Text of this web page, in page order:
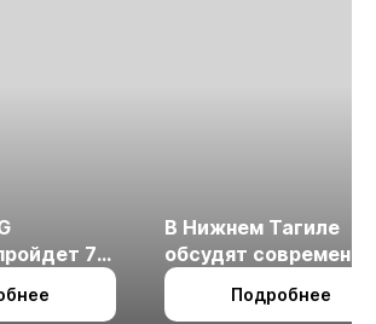
7
В Нижнем Тагиле
обсудят
технологии
измельчения
Подробнее